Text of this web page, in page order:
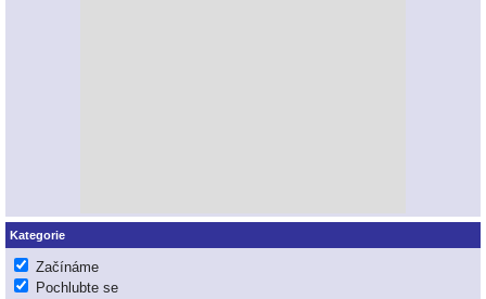
Kategorie
Začínáme
Pochlubte se